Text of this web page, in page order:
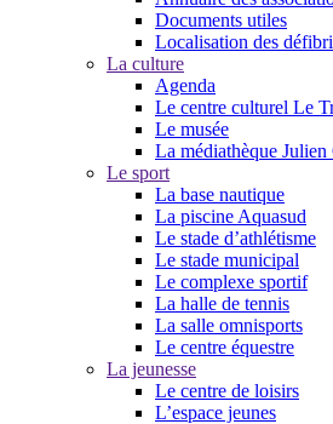
Documents utiles
Localisation des
La culture
Agenda
Le centre culturel Le
Le musée
La médiathèque Julien
Le sport
La base nautique
La piscine Aquasud
Le stade d’athlétisme
Le stade municipal
Le complexe sportif
La halle de tennis
La salle omnisports
Le centre équestre
La jeunesse
Le centre de loisirs
L’espace jeunes